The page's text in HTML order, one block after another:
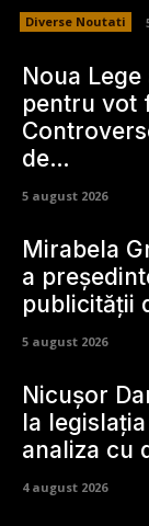
Diverse Noutati
Noua
pentru vot
de…
5 august 2026
Mirabela
a
publicității
5 august 2026
Nicușor
la
analiza cu
4 august 2026